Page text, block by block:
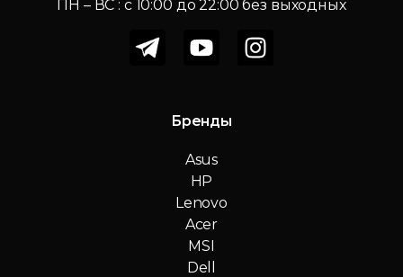
ПН – ВС : c 10:00 до 22:00 без выходных
Бренды
Asus
HP
Lenovo
Acer
MSI
Dell